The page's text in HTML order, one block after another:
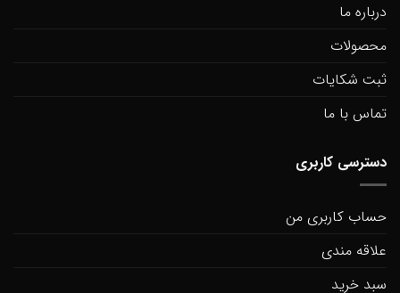
درباره ما
محصولات
ثبت شکایات
تماس با ما
دسترسی کاربری
حساب کاربری من
علاقه مندی
سبد خرید